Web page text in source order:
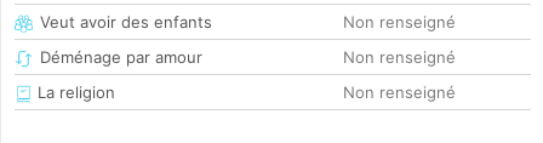
Veut avoir des enfants
Non renseigné
Déménage par amour
Non renseigné
La religion
Non renseigné